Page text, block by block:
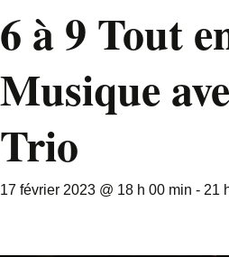
6 à 9 Tout
Musique
Trio
17 février 2023 @ 18 h 00 min - 21